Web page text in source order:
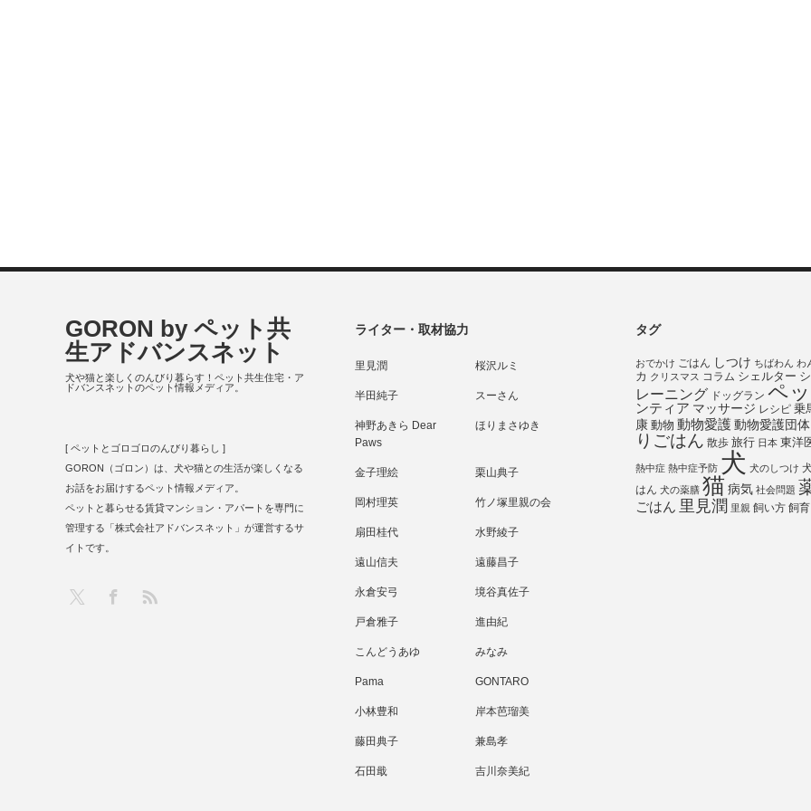
ライター・取材協力
里見潤 桜沢ルミ
半田純子 スーさん
神野あきら Dear
Paws
ほりまさゆき
金子理絵 栗山典子
岡村理英 竹ノ塚里親の会
扇田桂代 水野綾子
遠山信夫 遠藤昌子
永倉安弓 境谷真佐子
戸倉雅子 進由紀
こんどうあゆ みなみ
Pama GONTARO
小林豊和 岸本芭瑠美
藤田典子 兼島孝
石田戢 吉川奈美紀
タグ
おでかけ ごはん しつけ ちばわん わ
カ クリスマス コラム シェルター
レーニング ドッグラン ペ
ンティア マッサージ レシピ 乗
康 動物 動物愛護動物愛護団体
りごはん 散歩 旅行 日本 東洋
熱中症 熱中症予防 犬 犬のしつけ
はん 犬の薬膳 猫 病気 社会問題
ごはん 里見潤 里親 飼い方 飼育
GORON by ペット共
生アドバンスネット
犬や猫と楽しくのんびり暮らす！ペット共生住宅・ア
ドバンスネットのペット情報メディア。
[ ペットとゴロゴロのんびり暮らし ]
GORON（ゴロン）は、犬や猫との生活が楽しくなる
お話をお届けするペット情報メディア。
ペットと暮らせる賃貸マンション・アパートを専門に
管理する「株式会社アドバンスネット」が運営するサ
イトです。
Facebook
RSS